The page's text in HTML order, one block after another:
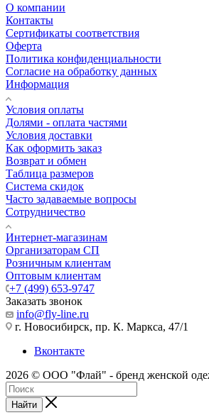
О компании
Контакты
Сертификаты соответствия
Оферта
Политика конфиденциальности
Согласие на обработку данных
Информация
Условия оплаты
Долями - оплата частями
Условия доставки
Как оформить заказ
Возврат и обмен
Таблица размеров
Система скидок
Часто задаваемые вопросы
Сотрудничество
Интернет-магазинам
Организаторам СП
Розничным клиентам
Оптовым клиентам
+7 (499) 653-9747
Заказать звонок
info@fly-line.ru
г. Новосибирск, пр. К. Маркса, 47/1
Вконтакте
2026 © ООО "Флай" - бренд женской
Найти